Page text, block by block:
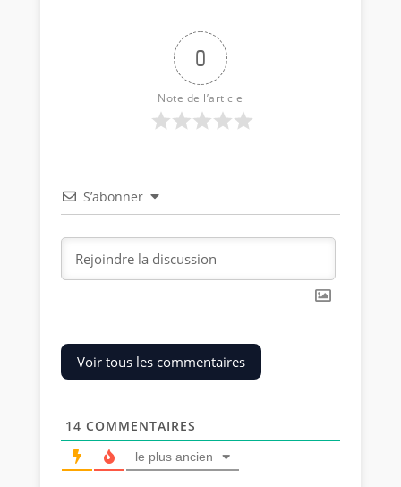
0
Note de l’article
S’abonner
Voir tous les commentaires
14 COMMENTAIRES
le plus ancien